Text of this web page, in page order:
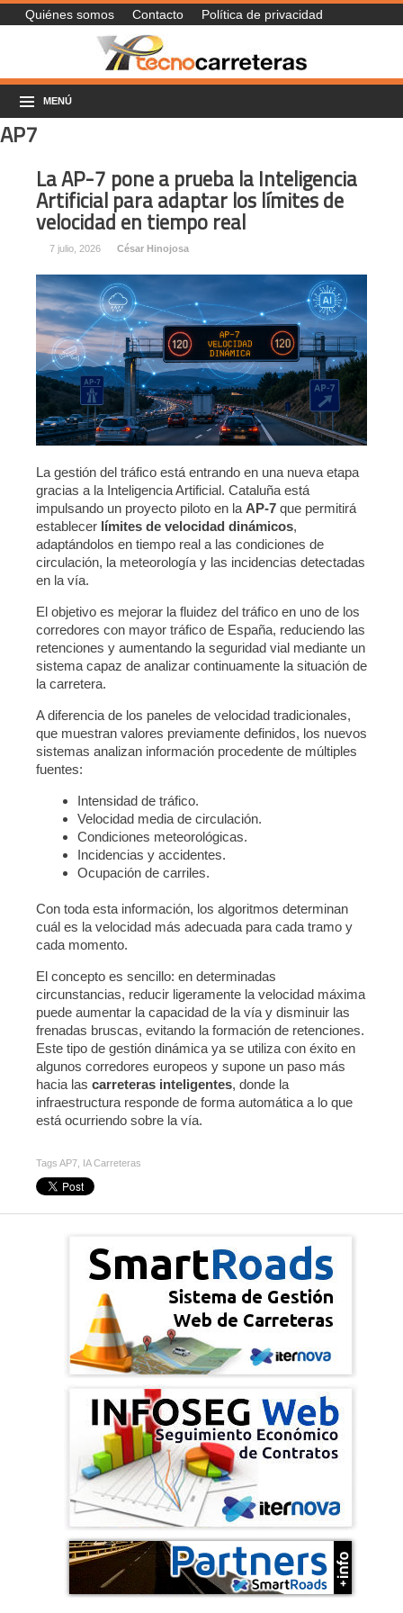
Quiénes somos Contacto Política de privacidad
MENÚ
AP7
La AP-7 pone a prueba la Inteligencia
Artificial para adaptar los límites de
velocidad en tiempo real
7 julio, 2026 César Hinojosa
La gestión del tráfico está entrando en una nueva etapa
gracias a la Inteligencia Artificial. Cataluña está
impulsando un proyecto piloto en la AP-7 que permitirá
establecer límites de velocidad dinámicos,
adaptándolos en tiempo real a las condiciones de
circulación, la meteorología y las incidencias detectadas
en la vía.
El objetivo es mejorar la fluidez del tráfico en uno de los
corredores con mayor tráfico de España, reduciendo las
retenciones y aumentando la seguridad vial mediante un
sistema capaz de analizar continuamente la situación de
la carretera.
A diferencia de los paneles de velocidad tradicionales,
que muestran valores previamente definidos, los nuevos
sistemas analizan información procedente de múltiples
fuentes:
Intensidad de tráfico.
Velocidad media de circulación.
Condiciones meteorológicas.
Incidencias y accidentes.
Ocupación de carriles.
Con toda esta información, los algoritmos determinan
cuál es la velocidad más adecuada para cada tramo y
cada momento.
El concepto es sencillo: en determinadas
circunstancias, reducir ligeramente la velocidad máxima
puede aumentar la capacidad de la vía y disminuir las
frenadas bruscas, evitando la formación de retenciones.
Este tipo de gestión dinámica ya se utiliza con éxito en
algunos corredores europeos y supone un paso más
hacia las carreteras inteligentes, donde la
infraestructura responde de forma automática a lo que
está ocurriendo sobre la vía.
Tags AP7 IA Carreteras